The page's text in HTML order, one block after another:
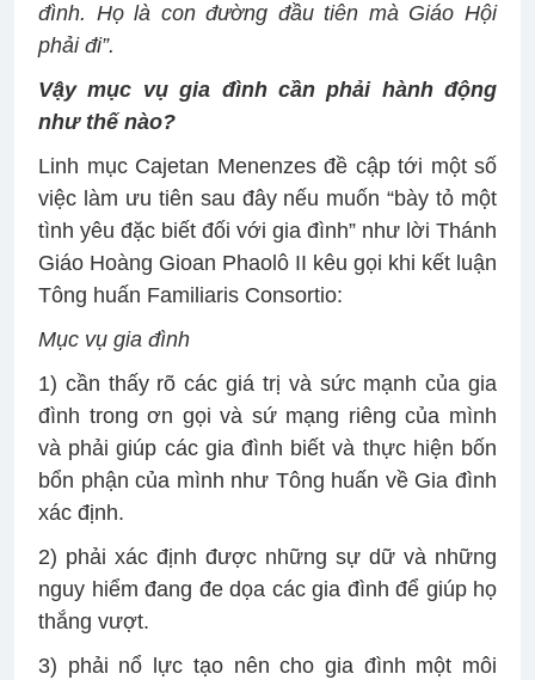
đình. Họ là con đường đầu tiên mà Giáo Hội
phải đi”.
Vậy mục vụ gia đình cần phải hành động
như thế nào?
Linh mục Cajetan Menenzes đề cập tới một số
việc làm ưu tiên sau đây nếu muốn “bày tỏ một
tình yêu đặc biết đối với gia đình” như lời Thánh
Giáo Hoàng Gioan Phaolô II kêu gọi khi kết luận
Tông huấn Familiaris Consortio:
Mục vụ gia đình
1) cần thấy rõ các giá trị và sức mạnh của gia
đình trong ơn gọi và sứ mạng riêng của mình
và phải giúp các gia đình biết và thực hiện bốn
bổn phận của mình như Tông huấn về Gia đình
xác định.
2) phải xác định được những sự dữ và những
nguy hiểm đang đe dọa các gia đình để giúp họ
thắng vượt.
3) phải nổ lực tạo nên cho gia đình một môi